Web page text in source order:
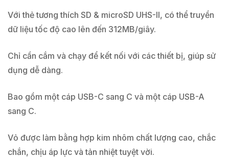
Với thẻ tương thích SD & microSD UHS-II, có thể truyền
dữ liệu tốc độ cao lên đến 312MB/giây.
Chỉ cần cắm và chạy để kết nối với các thiết bị, giúp sử
dụng dễ dàng.
Bao gồm một cáp USB-C sang C và một cáp USB-A
sang C.
Vỏ được làm bằng hợp kim nhôm chất lượng cao, chắc
chắn, chịu áp lực và tản nhiệt tuyệt vời.